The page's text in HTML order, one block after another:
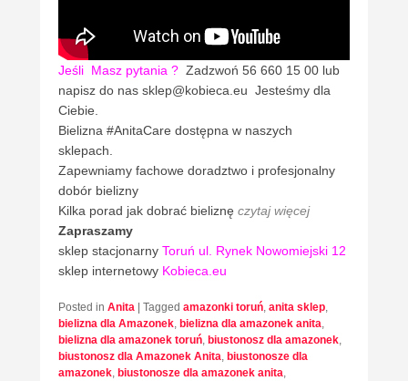
Jeśli Masz pytania ? Zadzwoń 56 660 15 00 lub
napisz do nas sklep@kobieca.eu Jesteśmy dla
Ciebie.
Bielizna #AnitaCare dostępna w naszych
sklepach.
Zapewniamy fachowe doradztwo i profesjonalny
dobór bielizny
Kilka porad jak dobrać bieliznę czytaj więcej
Zapraszamy
sklep stacjonarny Toruń ul. Rynek Nowomiejski 12
sklep internetowy Kobieca.eu
Posted in Anita | Tagged amazonki toruń anita sklep
bielizna dla Amazonek bielizna dla amazonek anita
bielizna dla amazonek toruń biustonosz dla amazonek
biustonosz dla Amazonek Anita biustonosze dla
amazonek biustonosze dla amazonek anita